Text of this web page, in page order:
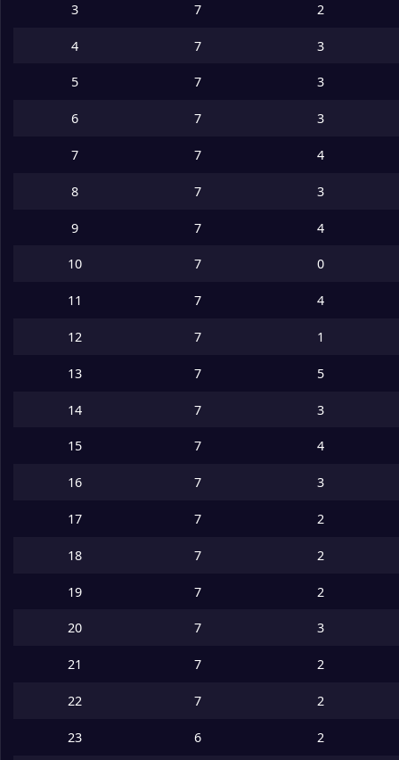
3 7 2
4 7 3
5 7 3
6 7 3
7 7 4
8 7 3
9 7 4
10 7 0
11 7 4
12 7 1
13 7 5
14 7 3
15 7 4
16 7 3
17 7 2
18 7 2
19 7 2
20 7 3
21 7 2
22 7 2
23 6 2